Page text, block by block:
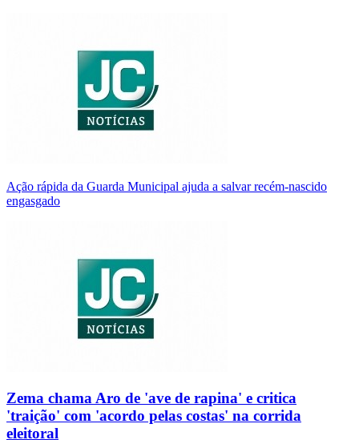
Ação rápida da Guarda Municipal ajuda a salvar recém-nascido
engasgado
Zema chama Aro de 'ave de rapina' e critica
'traição' com 'acordo pelas costas' na corrida
eleitoral